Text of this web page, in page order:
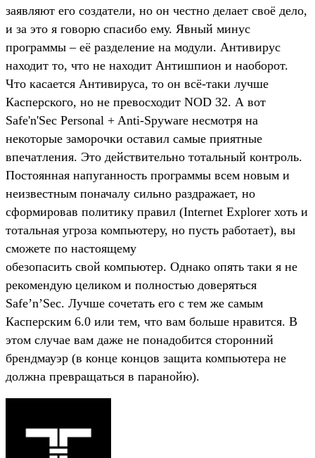
заявляют его создатели, но он честно делает своё дело,
и за это я говорю спасибо ему. Явный минус
программы – её разделение на модули. Антивирус
находит то, что не находит Антишпион и наоборот.
Что касается Антивируса, то он всё-таки лучше
Касперского, но не превосходит NOD 32. А вот
Safe'n'Sec Personal + Anti-Spyware несмотря на
некоторые заморочки оставил самые приятные
впечатления. Это действительно тотальный контроль.
Постоянная напуганность программы всем новым и
неизвестным поначалу сильно раздражает, но
сформировав политику правил (Internet Explorer хоть и
тотальная угроза компьютеру, но пусть работает), вы
сможете по настоящему
обезопасить свой компьютер. Однако опять таки я не
рекомендую целиком и полностью доверяться
Safe’n’Sec. Лучше сочетать его с тем же самым
Касперским 6.0 или тем, что вам больше нравится. В
этом случае вам даже не понадобится сторонний
брендмауэр (в конце концов защита компьютера не
должна превращаться в паранойю).